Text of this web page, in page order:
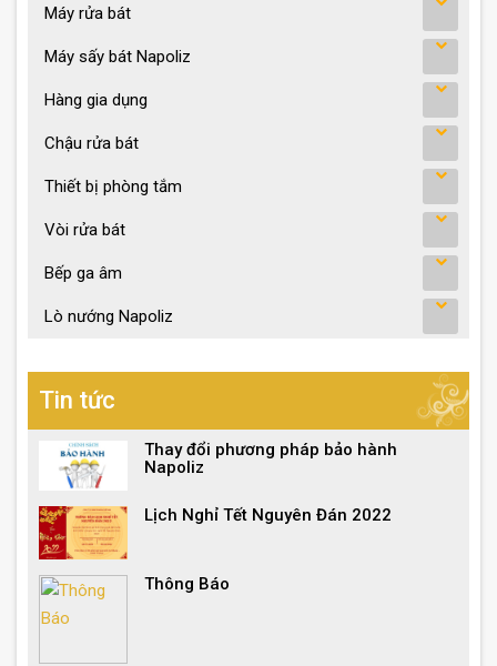
Máy rửa bát
Máy sấy bát Napoliz
Hàng gia dụng
Chậu rửa bát
Thiết bị phòng tắm
Vòi rửa bát
Bếp ga âm
Lò nướng Napoliz
Tin tức
Thay đổi phương pháp bảo hành
Napoliz
Lịch Nghỉ Tết Nguyên Đán 2022
Thông Báo